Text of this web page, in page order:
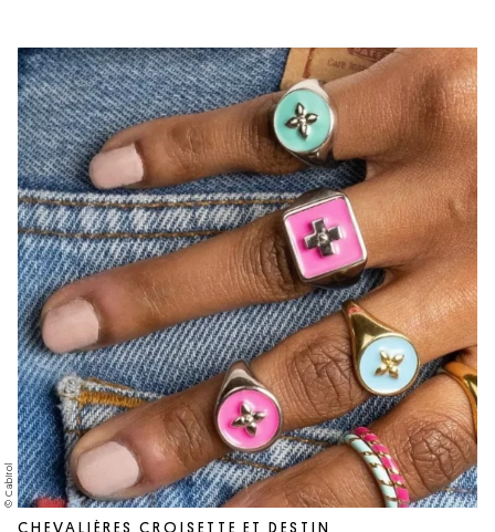
© Cabirol
CHEVALIÈRES CROISETTE ET DESTIN